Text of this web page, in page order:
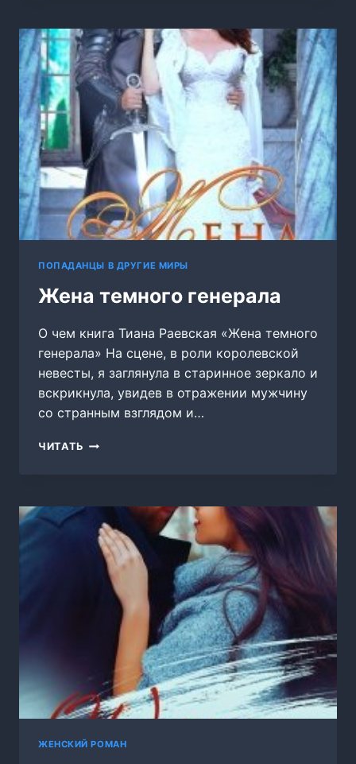
ДОКТОРА
ЗАРЕЦКОГО
ПОПАДАНЦЫ В ДРУГИЕ МИРЫ
Жена темного генерала
О чем книга Тиана Раевская «Жена темного
генерала» На сцене, в роли королевской
невесты, я заглянула в старинное зеркало и
вскрикнула, увидев в отражении мужчину
со странным взглядом и…
ЧИТАТЬ ЖЕНА
ЖЕНСКИЙ РОМАН